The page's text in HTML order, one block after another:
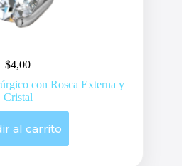
$4,00
con Rosca Externa y
Cristal
al carrito